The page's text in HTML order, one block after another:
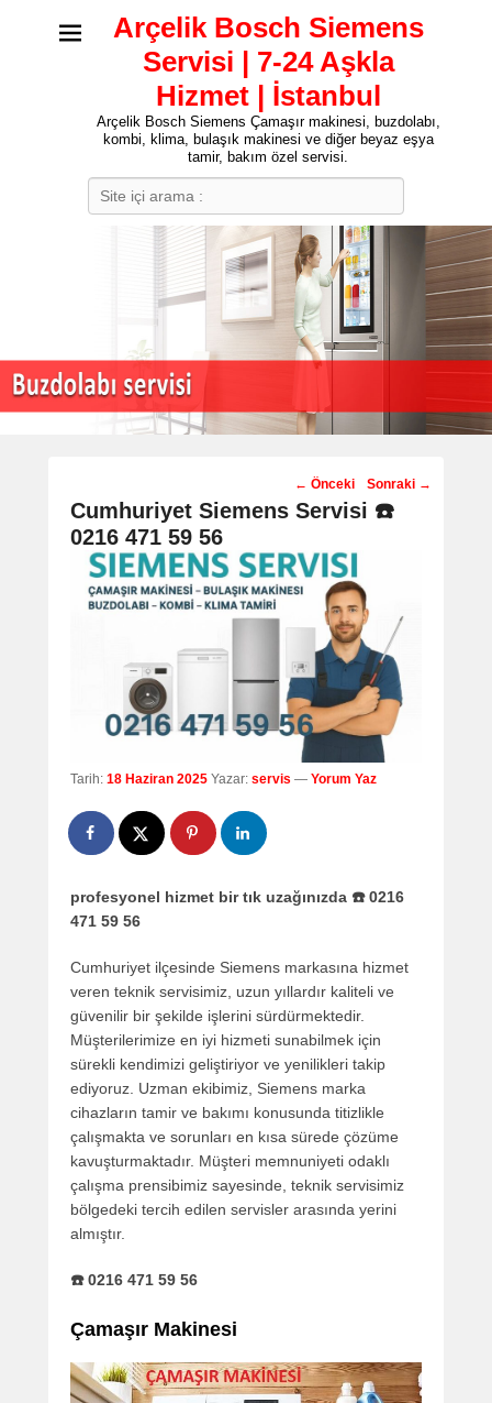
Arçelik Bosch Siemens
Servisi | 7-24 Aşkla
Hizmet | İstanbul
Arçelik Bosch Siemens Çamaşır makinesi, buzdolabı,
kombi, klima, bulaşık makinesi ve diğer beyaz eşya
tamir, bakım özel servisi.
Post
navigation
← Önceki Sonraki →
Cumhuriyet Siemens Servisi ☎️
0216 471 59 56
Tarih: 18 Haziran 2025 Yazar: servis — Yorum Yaz
profesyonel hizmet bir tık uzağınızda ☎️ 0216
471 59 56
Cumhuriyet ilçesinde Siemens markasına hizmet
veren teknik servisimiz, uzun yıllardır kaliteli ve
güvenilir bir şekilde işlerini sürdürmektedir.
Müşterilerimize en iyi hizmeti sunabilmek için
sürekli kendimizi geliştiriyor ve yenilikleri takip
ediyoruz. Uzman ekibimiz, Siemens marka
cihazların tamir ve bakımı konusunda titizlikle
çalışmakta ve sorunları en kısa sürede çözüme
kavuşturmaktadır. Müşteri memnuniyeti odaklı
çalışma prensibimiz sayesinde, teknik servisimiz
bölgedeki tercih edilen servisler arasında yerini
almıştır.
☎️ 0216 471 59 56
Çamaşır Makinesi